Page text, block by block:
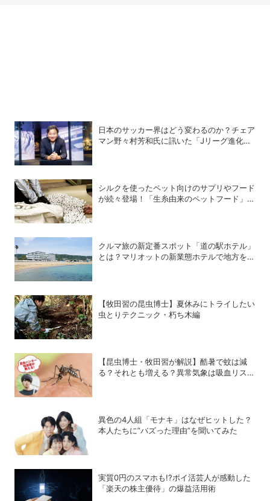
日本のサッカー界はどう変わるのか？チェア
マン野々村芳和氏に訊いた「Jリーグ進化の
シルクを使ったペット向けのサプリやフード
が続々登場！「生糸由来のペットフード」が
クルマ旅の新定番スポット「道の駅ホテル」
とは？マリオットの新業態ホテルで地方を満
【牧田習の昆虫博士】夏休みにトライしたい
虫とりテクニック・朽ち木編
【昆虫博士・牧田習が解説】酷暑で蚊は減
る？それとも増える？異常気象は吸血リスク
異色の4人組「モナキ」はなぜヒットした？
本人たちに”バズった理由”を聞いてみた
実質0円のスマホも!?ポイ活芸人が感動した
「楽天の株主優待」の爆益活用術